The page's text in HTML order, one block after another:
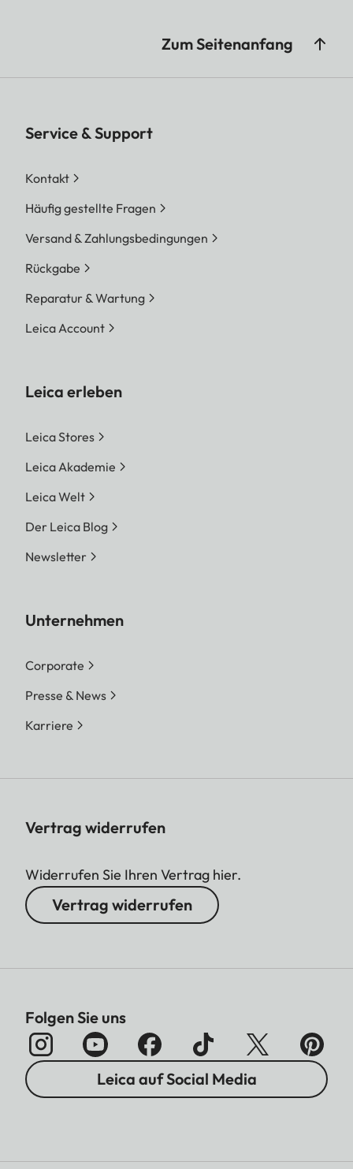
Zum Seitenanfang
Service & Support
Kontakt
Häufig gestellte Fragen
Versand & Zahlungsbedingungen
Rückgabe
Reparatur & Wartung
Leica Account
Leica erleben
Leica Stores
Leica Akademie
Leica Welt
Der Leica Blog
Newsletter
Unternehmen
Corporate
Presse & News
Karriere
Vertrag widerrufen
Widerrufen Sie Ihren Vertrag hier.
Vertrag widerrufen
Folgen Sie uns
Leica auf Social Media